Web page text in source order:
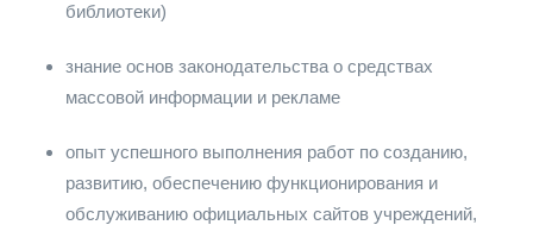
библиотеки)
знание основ законодательства о средствах
массовой информации и рекламе
опыт успешного выполнения работ по созданию,
развитию, обеспечению функционирования и
обслуживанию официальных сайтов учреждений,